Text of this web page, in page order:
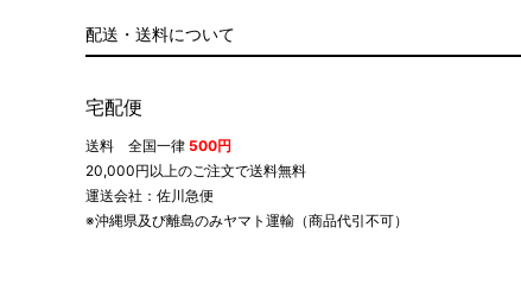
配送・送料について
宅配便
送料 全国一律 500円
20,000円以上のご注文で送料無料
運送会社：佐川急便
※沖縄県及び離島のみヤマト運輸（商品代引不可）